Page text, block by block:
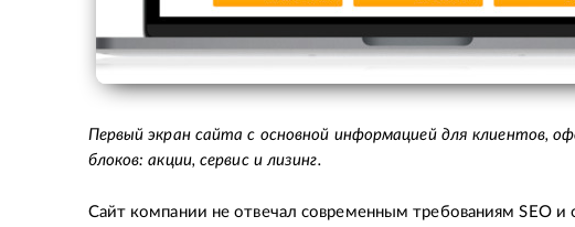
Первый экран сайта с основной информацией для клиентов,
блоков: акции, сервис и лизинг.
Сайт компании не отвечал современным требованиям SEO и